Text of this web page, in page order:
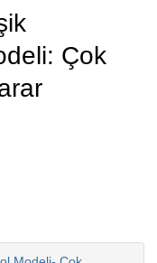
Çok